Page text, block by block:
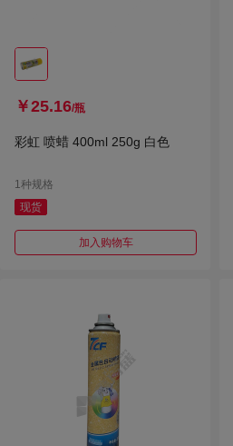
￥25.16/瓶
彩虹 喷蜡 400ml 250g 白色
1种规格
现货
加入购物车